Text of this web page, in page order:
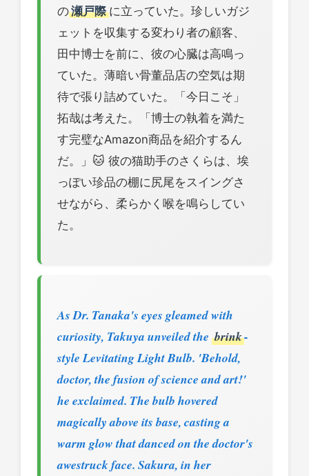
の瀬戸際に立っていた。珍しいガジ
ェットを収集する変わり者の顧客、
田中博士を前に、彼の心臓は高鳴っ
ていた。薄暗い骨董品店の空気は期
待で張り詰めていた。「今日こそ」
拓哉は考えた。「博士の執着を満た
す完璧なAmazon商品を紹介するん
だ。」🐱 彼の猫助手のさくらは、埃
っぽい珍品の棚に尻尾をスイングさ
せながら、柔らかく喉を鳴らしてい
た。
As Dr. Tanaka's eyes gleamed with
curiosity, Takuya unveiled the brink-
style Levitating Light Bulb. 'Behold,
doctor, the fusion of science and art!'
he exclaimed. The bulb hovered
magically above its base, casting a
warm glow that danced on the doctor's
awestruck face. Sakura, in her